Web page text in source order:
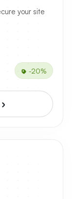
your site
-20%